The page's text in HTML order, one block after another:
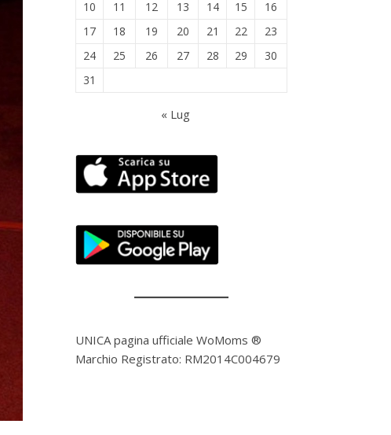
10
11 12 13 14 15
16
17
18 19 20 21 22
23
24
25 26 27 28 29
30
31
« Lug
UNICA pagina ufficiale WoMoms ®
Marchio Registrato: RM2014C004679